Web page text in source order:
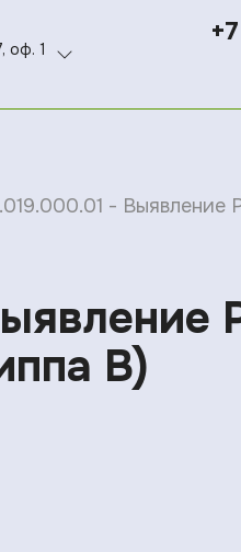
оф. 1
- Выявление
В)